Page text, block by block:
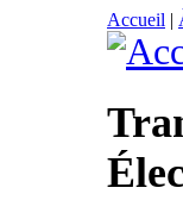
Accueil |